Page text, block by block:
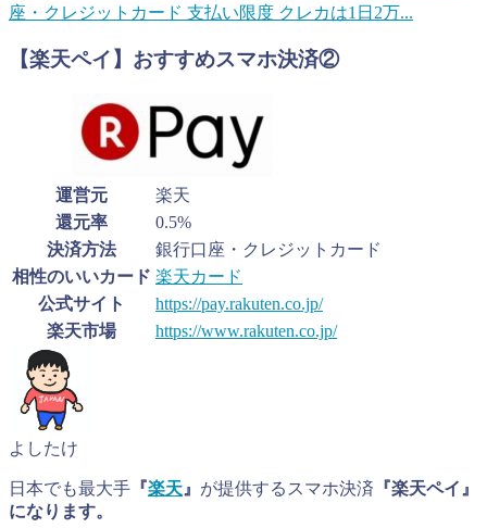
座・クレジットカード 支払い限度 クレカは1日2万...
【楽天ペイ】おすすめスマホ決済②
運営元
楽天
還元率
0.5%
決済方法
銀行口座・クレジットカード
相性のいいカード 楽天カード
公式サイト
https://pay.rakuten.co.jp/
楽天市場
https://www.rakuten.co.jp/
よしたけ
日本でも最大手 『楽天 』 が提供するスマホ決済 『楽天ペイ』
になります。